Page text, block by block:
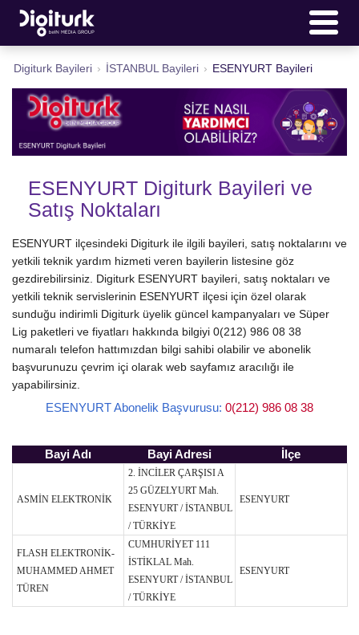
Digiturk Bayileri › İSTANBUL Bayileri › ESENYURT Bayileri
ESENYURT Digiturk Bayileri ve
Satış Noktaları
ESENYURT ilçesindeki Digiturk ile ilgili bayileri, satış noktalarını ve
yetkili teknik yardım hizmeti veren bayilerin listesine göz
gezdirebilirsiniz. Digiturk ESENYURT bayileri, satış noktaları ve
yetkili teknik servislerinin ESENYURT ilçesi için özel olarak
sunduğu indirimli Digiturk üyelik güncel kampanyaları ve Süper
Lig paketleri ve fiyatları hakkında bilgiyi 0(212) 986 08 38
numaralı telefon hattımızdan bilgi sahibi olabilir ve abonelik
başvurunuzu çevrim içi olarak web sayfamız aracılığı ile
yapabilirsiniz.
ESENYURT Abonelik Başvurusu: 0(212) 986 08 38
Bayi Adı Bayi Adresi İlçe
ASMİN ELEKTRONİK
2. İNCİLER ÇARŞISI A
25 GÜZELYURT Mah.
ESENYURT / İSTANBUL
/ TÜRKİYE
ESENYURT
FLASH ELEKTRONİK-
MUHAMMED AHMET
TÜREN
CUMHURİYET 111
İSTİKLAL Mah.
ESENYURT / İSTANBUL
/ TÜRKİYE
ESENYURT